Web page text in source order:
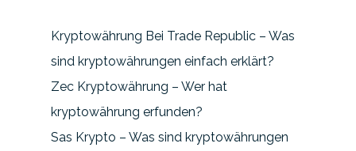
Kryptowährung Bei Trade Republic – Was
sind kryptowährungen einfach erklärt?
Zec Kryptowährung – Wer hat
kryptowährung erfunden?
Sas Krypto – Was sind kryptowährungen